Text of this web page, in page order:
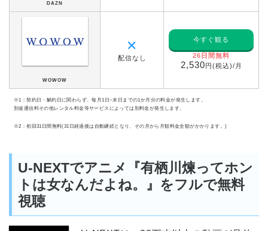
DAZN
WOWOW
✕
配信なし
今すぐ観る
26 日間無料
2,530円(税込)/月
※1：契約日・解約日に関わらず、毎月1日~末日までの1か月分の料金が発生します。
別途通信料その他レンタル料金等サービスによっては別料金が発生します。
※2：初回31日間無料(31日経過後は自動継続となり、その月から月額料金全額がかかります。)
U-NEXTでアニメ『有栖川煉ってホン
トは女なんだよね。』をフルで無料
視聴